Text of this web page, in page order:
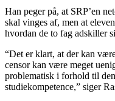
Han peger på, at SRP’en
skal vinges af, men at
hvordan de to fag adskiller
“Det er klart, at der kan
censor kan være meget
problematisk i forhold til
studiekompetence,” siger